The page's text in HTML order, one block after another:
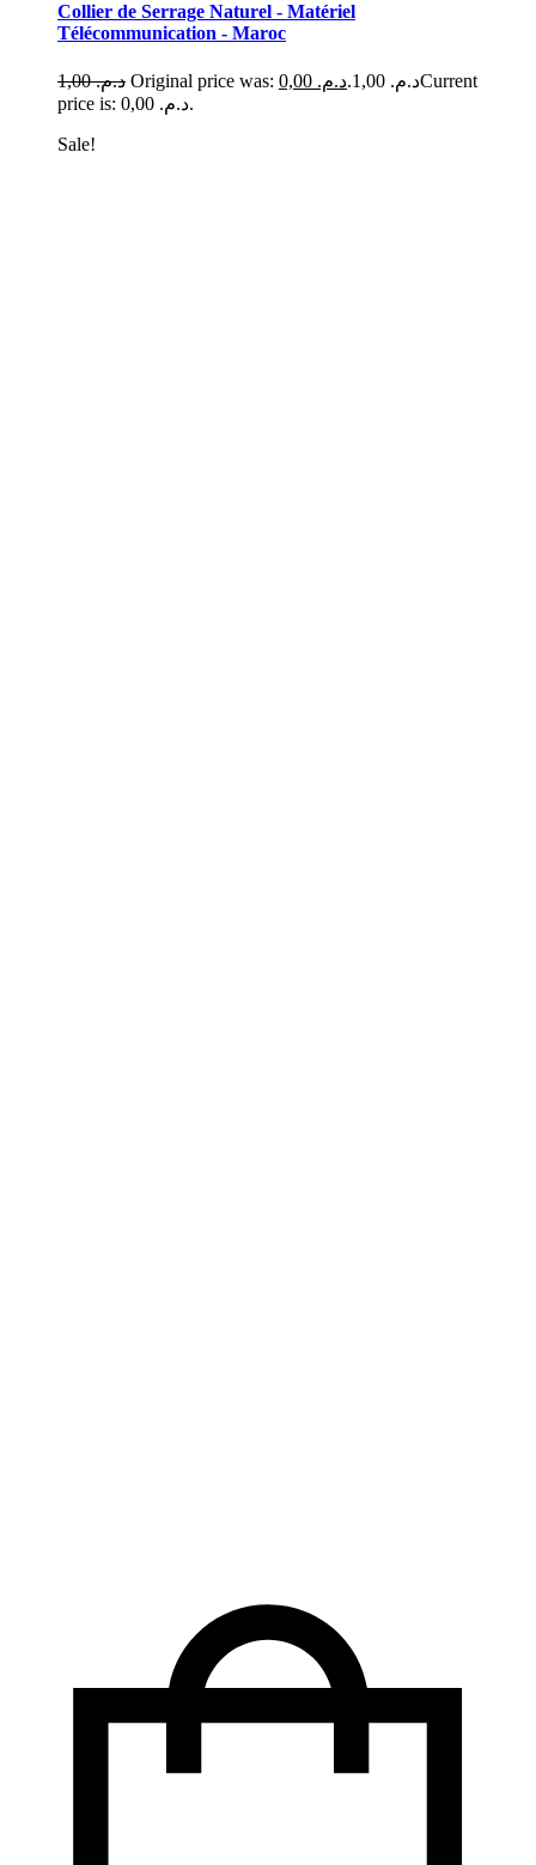
Collier de Serrage Naturel - Matériel
Télécommunication - Maroc
د.م.1,00 Original price was: د.م. 1,00. د.م.
Current
price is: د.م. 0,00.
Sale!